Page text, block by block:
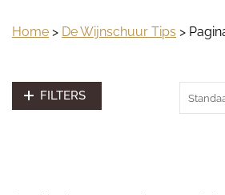
Home > De Wijnschuur Tips >
FILTERS